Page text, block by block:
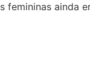
femininas ainda